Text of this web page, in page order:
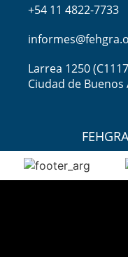
+54 11 4822-7733
Larrea 1250
Ciudad de